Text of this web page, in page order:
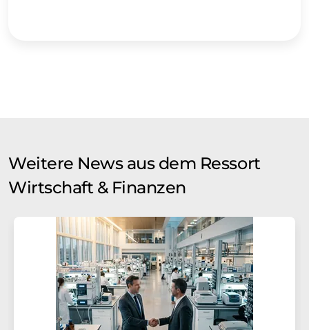
Weitere News aus dem Ressort
Wirtschaft & Finanzen